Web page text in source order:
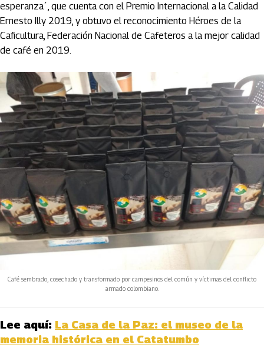
esperanza´, que cuenta con el Premio Internacional a la Calidad
Ernesto Illy 2019, y obtuvo el reconocimiento Héroes de la
Caficultura, Federación Nacional de Cafeteros a la mejor calidad
de café en 2019.
Café sembrado, cosechado y transformado por campesinos del común y víctimas del conflicto
armado colombiano.
Lee aquí: La Casa de la Paz: el museo de la
memoria histórica en el Catatumbo